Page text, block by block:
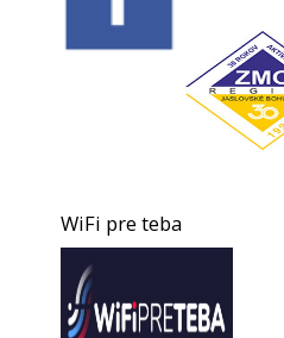
WiFi pre teba